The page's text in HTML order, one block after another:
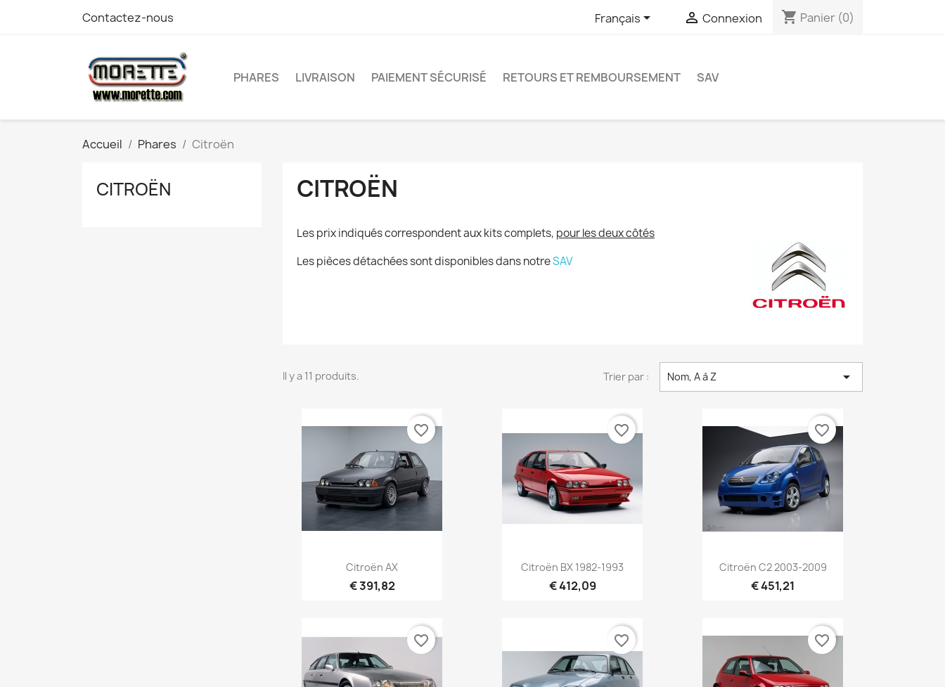
Contactez-nous Français  Connexion shopping_cart Panier (0)
PHARES LIVRAISON PAIEMENT SÉCURISÉ RETOURS ET REMBOURSEMENT SAV
Accueil Phares Citroën
CITROËN CITROËN
Les prix indiqués correspondent aux kits complets, pour les deux côtés
Les pièces détachées sont disponibles dans notreSAV
Il y a 11 produits. Trier par : Nom, A à Z 
Aperçu rapide
Citroën AX
€ 391,82
favorite_border
Aperçu rapide
Citroën BX 1982-1993
€ 412,09
favorite_border
Aperçu rapide
Citroën C2 2003-2009
€ 451,21
favorite_border
favorite_border favorite_border favorite_border